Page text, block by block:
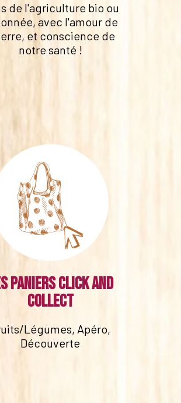
de l'agriculture bio ou
avec l'amour de
et conscience de
notre santé !
paniers click and
collect
Légumes, Apéro,
Découverte